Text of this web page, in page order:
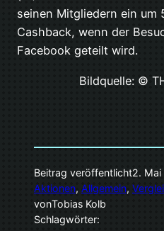
seinen Mitgliedern ein um
Cashback, wenn der
Facebook geteilt wird.
Bildquelle: ©
Beitrag veröffentlicht2. Mai
Aktionen, Allgemein,
vonTobias Kolb
Schlagwörter: